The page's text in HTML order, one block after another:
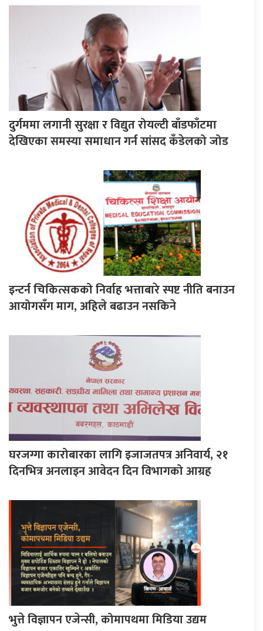
दुर्गममा लगानी सुरक्षा र विद्युत रोयल्टी बाँडफाँटमा
देखिएका समस्या समाधान गर्न सांसद कँडेलको जोड
इन्टर्न चिकित्सकको निर्वाह भत्ताबारे स्पष्ट नीति बनाउन
आयोगसँग माग, अहिले बढाउन नसकिने
घरजग्गा कारोबारका लागि इजाजतपत्र अनिवार्य, २१
दिनभित्र अनलाइन आवेदन दिन विभागको आग्रह
भुत्ते विज्ञापन एजेन्सी, कोमापथमा मिडिया उद्यम